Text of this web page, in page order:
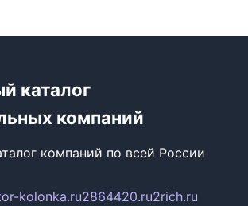
каталог
компаний
компаний по всей России
kolonka.ru2864420.ru2rich.ru